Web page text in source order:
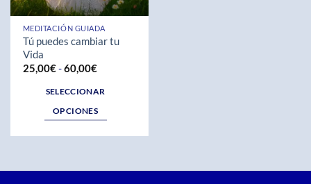
MEDITACIÓN GUIADA
Tú puedes cambiar tu
Vida
25,00€-60,00€Rango
precios:
desde
25,00€
hasta
SELECCIONAR
OPCIONES